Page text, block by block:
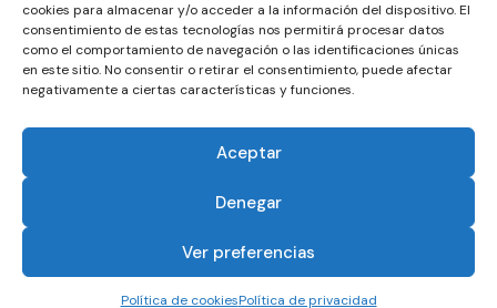
cookies para almacenar y/o acceder a la información del dispositivo. El
consentimiento de estas tecnologías nos permitirá procesar datos
como el comportamiento de navegación o las identificaciones únicas
en este sitio. No consentir o retirar el consentimiento, puede afectar
negativamente a ciertas características y funciones.
Aceptar
Denegar
Ver preferencias
Política de cookiesPolítica de privacidad
CLUB
NOTICIAS
POLÍTICA DE PRIVACIDAD